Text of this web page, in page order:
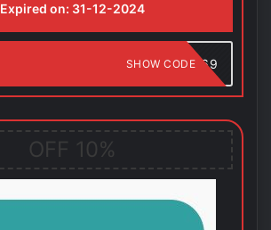
Expired on: 31-12-2024
QQ69
SHOW CODE
10% OFF